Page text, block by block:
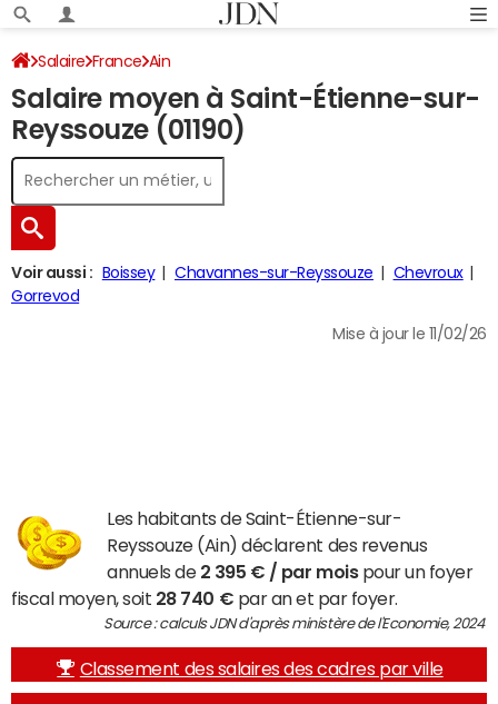
Salaire France Ain
Salaire moyen à Saint-Étienne-sur-
Reyssouze (01190)
Voir aussi : Boissey Chavannes-sur-Reyssouze
Chevroux
Gorrevod
Mise à jour le 11/02/26
Les habitants de Saint-Étienne-sur-
Reyssouze (Ain) déclarent des revenus
annuels de 2 395 € / par moispour un foyer
fiscal moyen, soit 28 740 € par an et par foyer.
Source : calculs JDN d'après ministère de l'Economie, 2024
Classement des salaires des cadres par ville